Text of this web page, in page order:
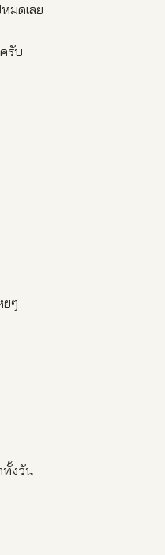
มดเลย
รับ
ยๆ
ทั้งวัน